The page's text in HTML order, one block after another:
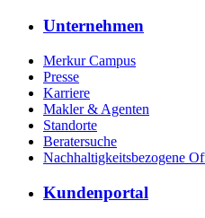
Unternehmen
Merkur Campus
Presse
Karriere
Makler & Agenten
Standorte
Beratersuche
Nachhaltigkeitsbezogene
Kundenportal